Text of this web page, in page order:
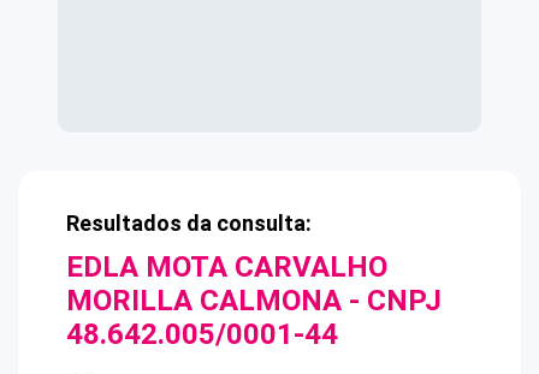
Resultados da consulta:
EDLA MOTA CARVALHO
MORILLA CALMONA - CNPJ
48.642.005/0001-44